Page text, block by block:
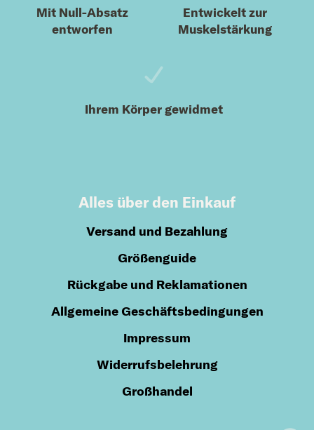
Mit Null-Absatz
entworfen
Entwickelt zur
Muskelstärkung
Ihrem Körper gewidmet
Alles über den Einkauf
Versand und Bezahlung
Größenguide
Rückgabe und Reklamationen
Allgemeine Geschäftsbedingungen
Impressum
Widerrufsbelehrung
Großhandel